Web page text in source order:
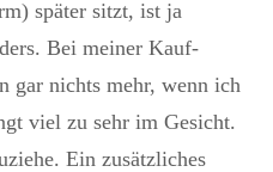
später sitzt, ist ja
Bei meiner Kauf-
gar nichts mehr, wenn ich
viel zu sehr im Gesicht.
Ein zusätzliches